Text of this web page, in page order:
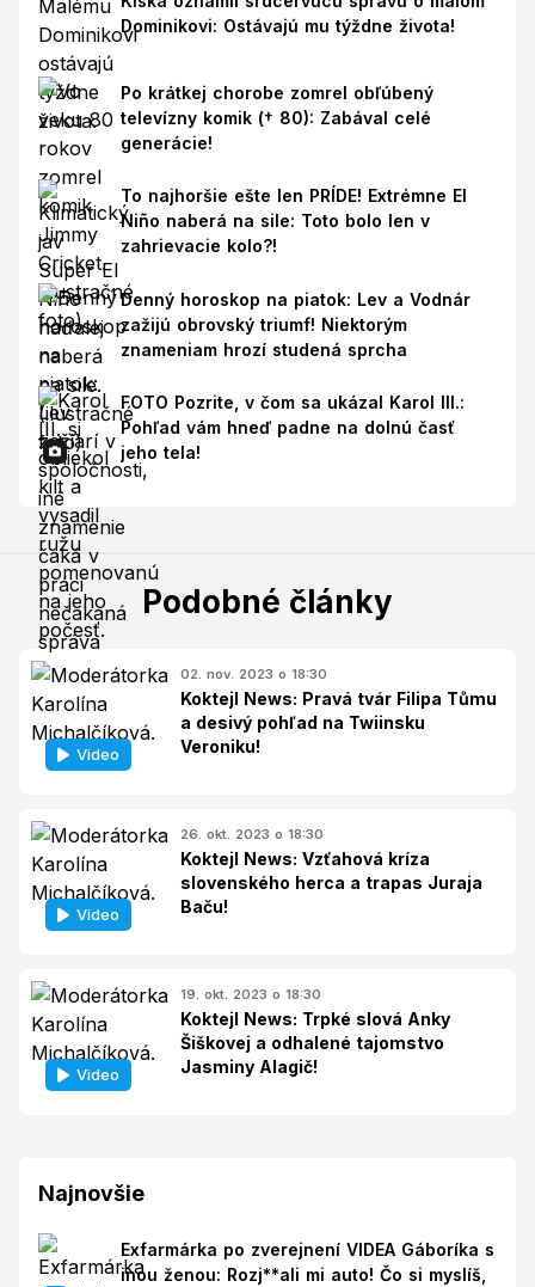
Dominikovi: Ostávajú mu týždne života!
Po krátkej chorobe zomrel obľúbený
televízny komik († 80): Zabával celé
generácie!
To najhoršie ešte len PRÍDE! Extrémne El
Niño naberá na sile: Toto bolo len v
zahrievacie kolo?!
Denný horoskop na piatok: Lev a Vodnár
zažijú obrovský triumf! Niektorým
znameniam hrozí studená sprcha
FOTO Pozrite, v čom sa ukázal Karol III.:
Pohľad vám hneď padne na dolnú časť
jeho tela!
Podobné články
Video
02. nov. 2023 o 18:30
Koktejl News: Pravá tvár Filipa Tůmu
a desivý pohľad na Twiinsku
Veroniku!
Video
26. okt. 2023 o 18:30
Koktejl News: Vzťahová kríza
slovenského herca a trapas Juraja
Baču!
Video
19. okt. 2023 o 18:30
Koktejl News: Trpké slová Anky
Šiškovej a odhalené tajomstvo
Jasminy Alagič!
Najnovšie
Exfarmárka po zverejnení VIDEA Gáboríka s
inou ženou: Rozj**ali mi auto! Čo si myslíš,